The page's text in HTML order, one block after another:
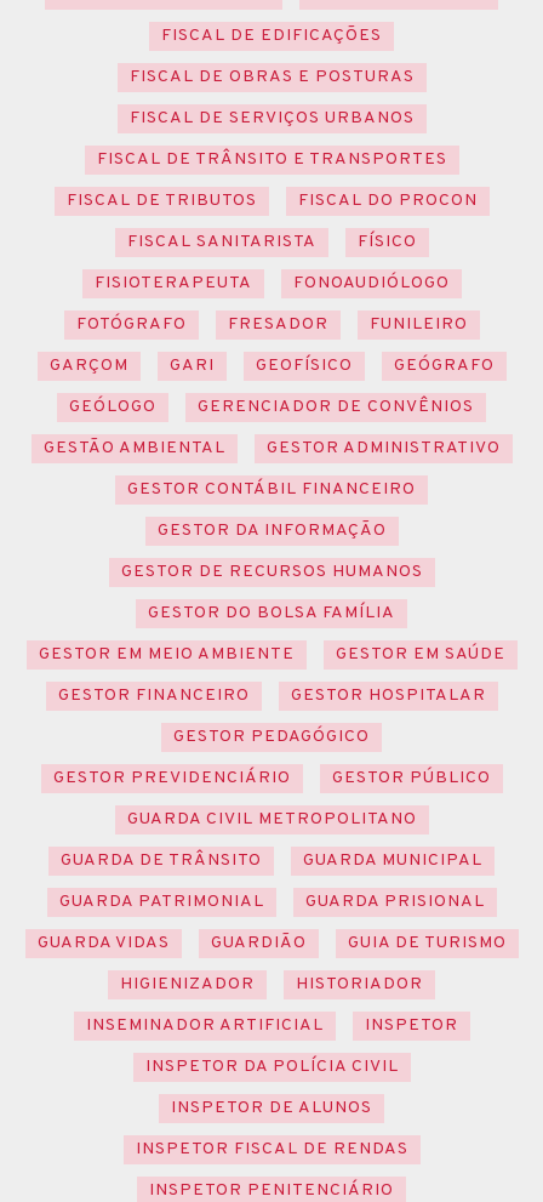
FISCAL DE EDIFICAÇÕES
FISCAL DE OBRAS E POSTURAS
FISCAL DE SERVIÇOS URBANOS
FISCAL DE TRÂNSITO E TRANSPORTES
FISCAL DE TRIBUTOS
FISCAL DO PROCON
FISCAL SANITARISTA
FÍSICO
FISIOTERAPEUTA
FONOAUDIÓLOGO
FOTÓGRAFO
FRESADOR
FUNILEIRO
GARÇOM
GARI GEOFÍSICO
GEÓGRAFO
GEÓLOGO
GERENCIADOR DE CONVÊNIOS
GESTÃO AMBIENTAL
GESTOR ADMINISTRATIVO
GESTOR CONTÁBIL FINANCEIRO
GESTOR DA INFORMAÇÃO
GESTOR DE RECURSOS HUMANOS
GESTOR DO BOLSA FAMÍLIA
GESTOR EM MEIO AMBIENTE
GESTOR EM SAÚDE
GESTOR FINANCEIRO
GESTOR HOSPITALAR
GESTOR PEDAGÓGICO
GESTOR PREVIDENCIÁRIO
GESTOR PÚBLICO
GUARDA CIVIL METROPOLITANO
GUARDA DE TRÂNSITO
GUARDA MUNICIPAL
GUARDA PATRIMONIAL
GUARDA PRISIONAL
GUARDA VIDAS
GUARDIÃO
GUIA DE TURISMO
HIGIENIZADOR
HISTORIADOR
INSEMINADOR ARTIFICIAL
INSPETOR
INSPETOR DA POLÍCIA CIVIL
INSPETOR DE ALUNOS
INSPETOR FISCAL DE RENDAS
INSPETOR PENITENCIÁRIO